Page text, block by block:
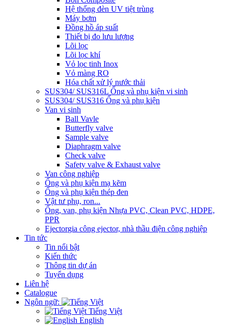
Hệ thống đèn UV tiệt trùng
Máy bơm
Đồng hồ áp suất
Thiết bị đo lưu lượng
Lõi lọc
Lõi lọc khí
Vỏ lọc tinh Inox
Vỏ màng RO
Hóa chất xử lý nước thải
SUS304/ SUS316L Ống và phụ kiện vi sinh
SUS304/ SUS316 Ống và phụ kiện
Van vi sinh
Ball Vavle
Butterfly valve
Sample valve
Diaphragm valve
Check valve
Safety valve & Exhaust valve
Van công nghiệp
Ống và phụ kiện mạ kẽm
Ống và phụ kiện thép đen
Vật tư phụ, ron...
Ống, van, phụ kiện Nhựa PVC, Clean PVC, HDPE,
PPR
Ejectorgia công ejector, nhà thầu điện công nghiệp
Tin tức
Tin nổi bật
Kiến thức
Thông tin dự án
Tuyển dụng
Liên hệ
Catalogue
Ngôn ngữ:
Tiếng Việt
English